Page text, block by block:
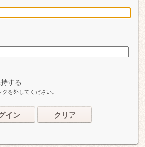
する
を外してください。
イン クリア